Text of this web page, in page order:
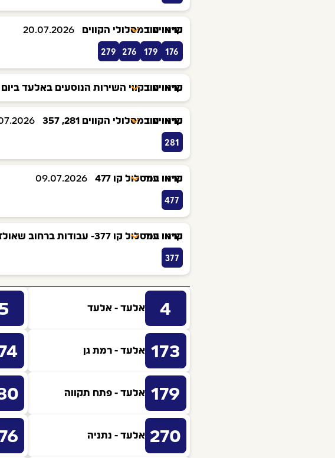
שינויים במסלולי הקווים 20.07.2026
176
179
276
279
קראו עוד
שינויים בקווי השירות הנוסעים באלעד
קראו עוד
שינויים במסלולי הקווים 281, 357
281
קראו עוד
שינוי במסלול קו 477 09.07.2026
477
קראו עוד
שינוי במסלול קו 377- עבודות ברחוב שאולזון בירושלים
377
קראו עוד
4 אלעד - אלעד
173 אלעד - רמת גן
179 אלעד - פתח תקווה
270 אלעד - נתניה